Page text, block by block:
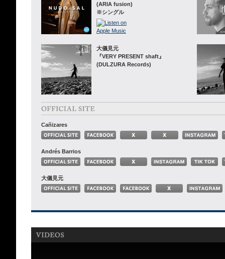
(ARIA fusion)
※シングル
大儀見元
『VERY PRESENT shaft』
(DULZURA Records)
Cañizares
Andrés Barrios
大儀見元